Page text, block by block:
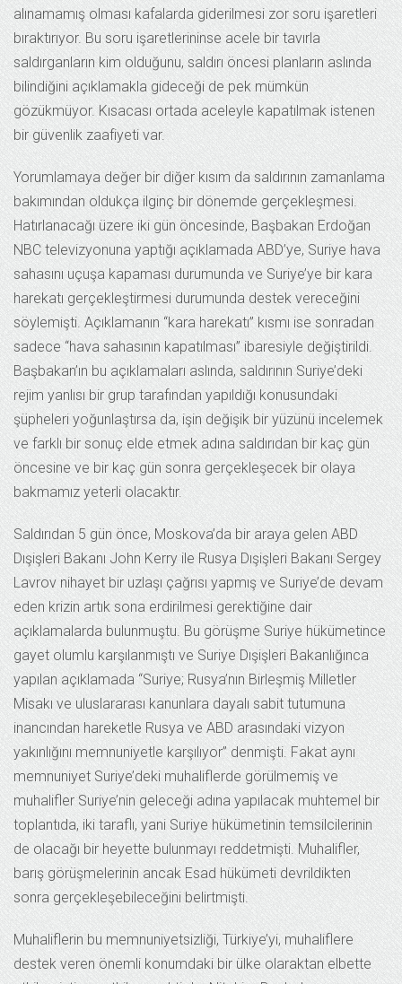
alınamamış olması kafalarda giderilmesi zor soru işaretleri
bıraktırıyor. Bu soru işaretlerininse acele bir tavırla
saldırganların kim olduğunu, saldırı öncesi planların aslında
bilindiğini açıklamakla gideceği de pek mümkün
gözükmüyor. Kısacası ortada aceleyle kapatılmak istenen
bir güvenlik zaafiyeti var.
Yorumlamaya değer bir diğer kısım da saldırının zamanlama
bakımından oldukça ilginç bir dönemde gerçekleşmesi.
Hatırlanacağı üzere iki gün öncesinde, Başbakan Erdoğan
NBC televizyonuna yaptığı açıklamada ABD’ye, Suriye hava
sahasını uçuşa kapaması durumunda ve Suriye’ye bir kara
harekatı gerçekleştirmesi durumunda destek vereceğini
söylemişti. Açıklamanın “kara harekatı” kısmı ise sonradan
sadece “hava sahasının kapatılması” ibaresiyle değiştirildi.
Başbakan’ın bu açıklamaları aslında, saldırının Suriye’deki
rejim yanlısı bir grup tarafından yapıldığı konusundaki
şüpheleri yoğunlaştırsa da, işin değişik bir yüzünü incelemek
ve farklı bir sonuç elde etmek adına saldırıdan bir kaç gün
öncesine ve bir kaç gün sonra gerçekleşecek bir olaya
bakmamız yeterli olacaktır.
Saldırıdan 5 gün önce, Moskova’da bir araya gelen ABD
Dışişleri Bakanı John Kerry ile Rusya Dışişleri Bakanı Sergey
Lavrov nihayet bir uzlaşı çağrısı yapmış ve Suriye’de devam
eden krizin artık sona erdirilmesi gerektiğine dair
açıklamalarda bulunmuştu. Bu görüşme Suriye hükümetince
gayet olumlu karşılanmıştı ve Suriye Dışişleri Bakanlığınca
yapılan açıklamada “Suriye; Rusya’nın Birleşmiş Milletler
Misakı ve uluslararası kanunlara dayalı sabit tutumuna
inancından hareketle Rusya ve ABD arasındaki vizyon
yakınlığını memnuniyetle karşılıyor” denmişti. Fakat aynı
memnuniyet Suriye’deki muhaliflerde görülmemiş ve
muhalifler Suriye’nin geleceği adına yapılacak muhtemel bir
toplantıda, iki taraflı, yani Suriye hükümetinin temsilcilerinin
de olacağı bir heyette bulunmayı reddetmişti. Muhalifler,
barış görüşmelerinin ancak Esad hükümeti devrildikten
sonra gerçekleşebileceğini belirtmişti.
Muhaliflerin bu memnuniyetsizliği, Türkiye’yi, muhaliflere
destek veren önemli konumdaki bir ülke olaraktan elbette